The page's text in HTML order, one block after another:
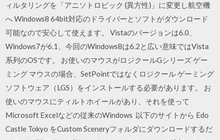
ィルタリングを「アニソトロピック (異方性)」に変更し航空機
へ Windows8 64bit対応のドライバーとソフトがダウンロード
可能なので安心して使えます。 Vistaのバージョンは6.0、
Windows7が6.1、今回のWindows8は6.2と広い意味ではVista
系列のOSです。 お使いのマウスがロジクールGシリーズ ゲー
ミング マウスの場合、SetPointではなくロジクール ゲーミング
ソフトウェア（LGS）をインストールする必要があります。 お
使いのマウスにティルトホイールがあり、それを使って
Microsoft Excelなどの従来のWindows 以下のサイトから Edo
Castle Tokyo をCustom Sceneryフォルダにダウンロードするだ